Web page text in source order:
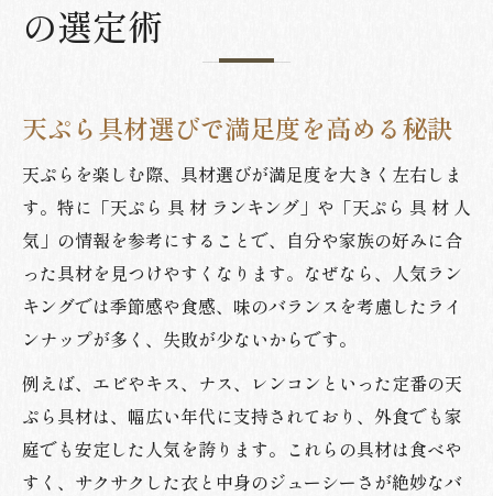
の選定術
天ぷら具材選びで満足度を高める秘訣
天ぷらを楽しむ際、具材選びが満足度を大きく左右しま
す。特に「天ぷら 具 材 ランキング」や「天ぷら 具 材 人
気」の情報を参考にすることで、自分や家族の好みに合
った具材を見つけやすくなります。なぜなら、人気ラン
キングでは季節感や食感、味のバランスを考慮したライ
ンナップが多く、失敗が少ないからです。
例えば、エビやキス、ナス、レンコンといった定番の天
ぷら具材は、幅広い年代に支持されており、外食でも家
庭でも安定した人気を誇ります。これらの具材は食べや
すく、サクサクした衣と中身のジューシーさが絶妙なバ